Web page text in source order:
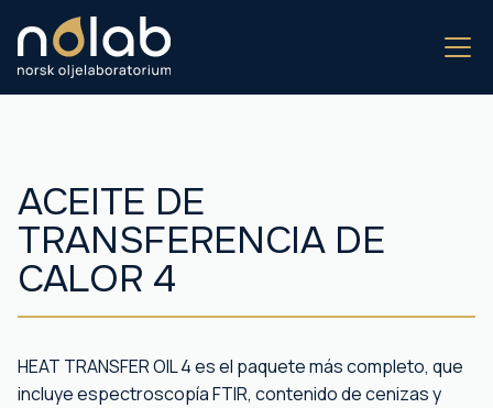
ACEITE DE
TRANSFERENCIA DE
CALOR 4
HEAT TRANSFER OIL 4 es el paquete más completo, que
incluye espectroscopía FTIR, contenido de cenizas y